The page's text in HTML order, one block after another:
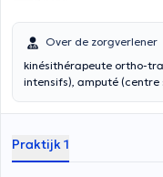
Over de zorgverlener
kinésithérapeute ortho-
intensifs), amputé (centre
Praktijk 1